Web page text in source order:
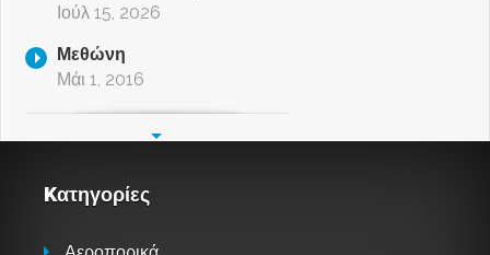
Ιούλ 15, 2026
Μεθώνη
Μάι 1, 2016
Kατηγορίες